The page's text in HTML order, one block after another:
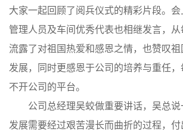
厅
书
誉
大家一起回顾了阅兵仪式的精彩片段。会
管理人员及车间优秀代表也相继发言，
流露了对祖国热爱和感恩之情，也赞叹
发展，同时更感恩于公司的培养与重任
不开公司的平台。
公司总经理吴蛟做重要讲话，吴总
发展需要经过艰苦漫长而曲折的过程，